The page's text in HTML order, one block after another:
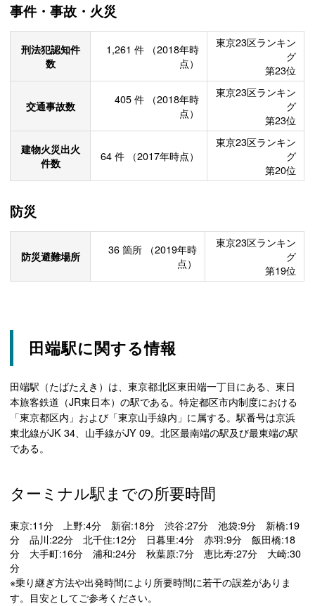
事件・事故・火災
刑法犯認知件
数
1,261 件
（2018年時
点）
東京23区ランキン
グ
第23位
交通事故数 405 件
（2018年時
点）
東京23区ランキン
グ
第23位
建物火災出火
件数
64 件 （2017年時点）
東京23区ランキン
グ
第20位
防災
防災避難場所 36 箇所
（2019年時
点）
東京23区ランキン
グ
第19位
田端駅に関する情報
田端駅（たばたえき）は、東京都北区東田端一丁目にある、東日
本旅客鉄道（JR東日本）の駅である。特定都区市内制度における
「東京都区内」および「東京山手線内」に属する。駅番号は京浜
東北線がJK 34、山手線がJY 09。北区最南端の駅及び最東端の駅
である。
ターミナル駅までの所要時間
東京:11分 上野:4分 新宿:18分 渋谷:27分 池袋:9分 新橋:19
分 品川:22分 北千住:12分 日暮里:4分 赤羽:9分 飯田橋:18
分 大手町:16分 浦和:24分 秋葉原:7分 恵比寿:27分 大崎:30
分
※乗り継ぎ方法や出発時間により所要時間に若干の誤差がありま
す。目安としてご参考ください。